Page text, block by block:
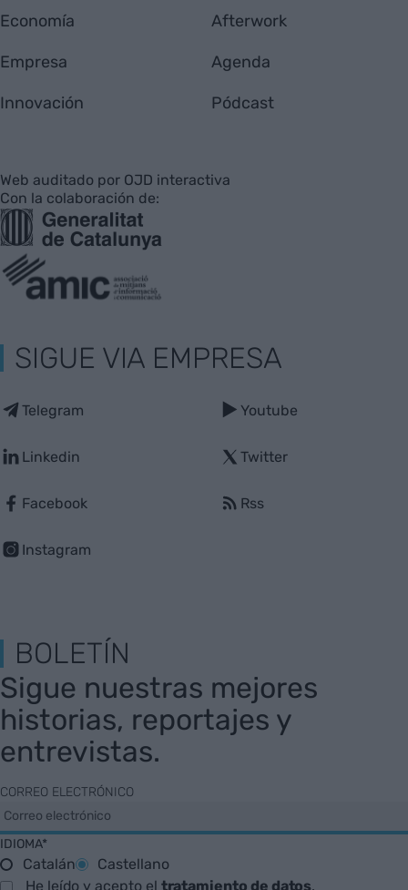
Economía
Empresa
Innovación
Afterwork
Agenda
Pódcast
Web auditado por OJD interactiva
Con la colaboración de:
SIGUE VIA EMPRESA
Telegram
Linkedin
Facebook
Instagram
Youtube
Twitter
Rss
BOLETÍN
Sigue nuestras mejores
historias, reportajes y
entrevistas.
CORREO ELECTRÓNICO
IDIOMA*
Catalán
Castellano
He leído y acepto el tratamiento de datos.